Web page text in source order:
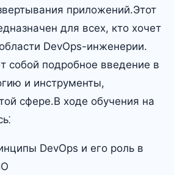
приложений.​Этот
для всех, кто хочет
DevOps-инженерии.​
собой подробное введение в
и инструменты,
сфере.​В ходе обучения на
DevOps и его роль в